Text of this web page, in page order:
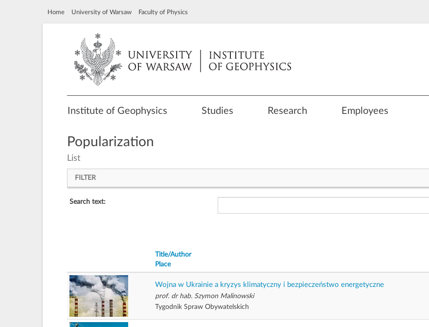
Home University of Warsaw Faculty of Physics
Institute of Geophysics Studies Research Employees
Popularization
List
FILTER
Search text:
Title/Author
Place
Wojna w Ukrainie a kryzys klimatyczny i bezpieczeństwo energetyczne
prof. dr hab. Szymon Malinowski
Tygodnik Spraw Obywatelskich